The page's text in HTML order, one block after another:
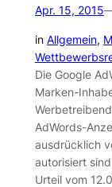
Apr. 15, 2015
in Allgemein,
Die Google
Marken-
AdWords-
ausdrücklich
autorisiert
Urteil vom